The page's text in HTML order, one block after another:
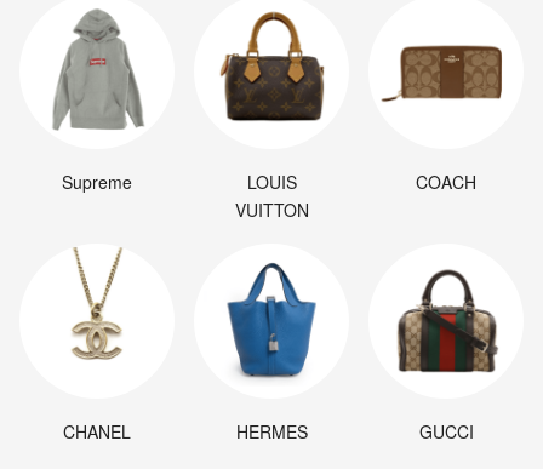
Supreme
LOUIS
VUITTON
COACH
CHANEL HERMES GUCCI